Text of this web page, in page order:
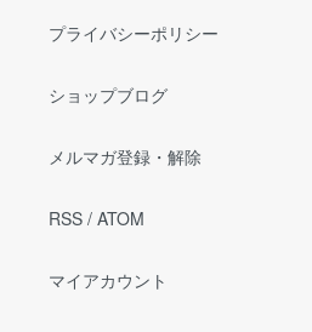
プライバシーポリシー
ショップブログ
メルマガ登録・解除
RSS / ATOM
マイアカウント